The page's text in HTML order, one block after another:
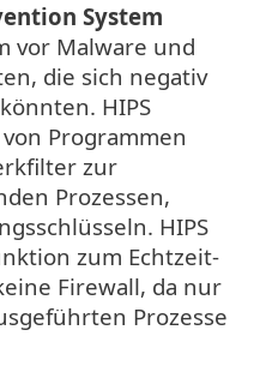
System
vor Malware und
die sich negativ
HIPS
Programmen
zur
Prozessen,
HIPS
zum Echtzeit-
Firewall, da nur
Prozesse